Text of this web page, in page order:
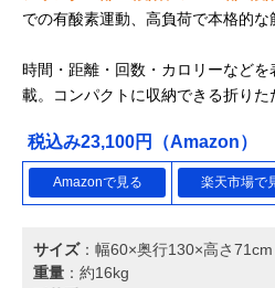
での有酸素運動、高負荷で本格的な
時間・距離・回数・カロリーなど
載。コンパクトに収納できる折りた
税込み23,100円（Amazon）
Amazonで見る 楽天市場で
サイズ：幅60×奥行130×高さ71cm
重量 ：約16kg